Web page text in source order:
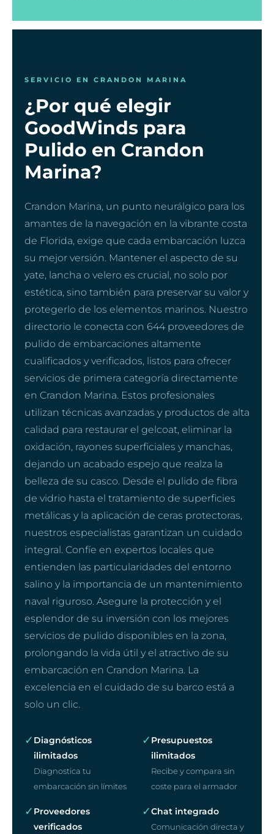
SERVICIO EN CRANDON MARINA
¿Por qué elegir
GoodWinds para
Pulido en Crandon
Marina?
Crandon Marina, un punto neurálgico para los
amantes de la navegación en la vibrante costa
de Florida, exige que cada embarcación luzca
su mejor versión. Mantener el aspecto de su
yate, lancha o velero es crucial, no solo por
estética, sino también para preservar su valor y
protegerlo de los elementos marinos. Nuestro
directorio le conecta con 644 proveedores de
pulido de embarcaciones altamente
cualificados y verificados, listos para ofrecer
servicios de primera categoría directamente
en Crandon Marina. Estos profesionales
utilizan técnicas avanzadas y productos de alta
calidad para restaurar el gelcoat, eliminar la
oxidación, rayones superficiales y manchas,
dejando un acabado espejo que realza la
belleza de su casco. Desde el pulido de fibra
de vidrio hasta el tratamiento de superficies
metálicas y la aplicación de ceras protectoras,
nuestros especialistas garantizan un cuidado
integral. Confíe en expertos locales que
entienden las particularidades del entorno
salino y la importancia de un mantenimiento
naval riguroso. Asegure la protección y el
esplendor de su inversión con los mejores
servicios de pulido disponibles en la zona,
prolongando la vida útil y el atractivo de su
embarcación en Crandon Marina. La
excelencia en el cuidado de su barco está a
solo un clic.
✓ Diagnósticos
ilimitados
Diagnostica tu
embarcación sin límites
✓ Presupuestos
ilimitados
Recibe y compara sin
coste para el armador
✓ Proveedores
verificados
✓Chat integrado
Comunicación directa y